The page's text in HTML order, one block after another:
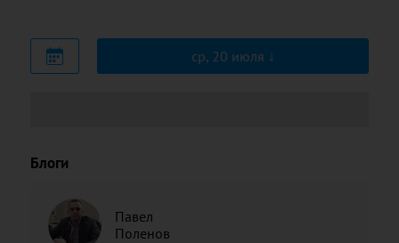
ср, 20 июля
Блоги
Павел
Поленов